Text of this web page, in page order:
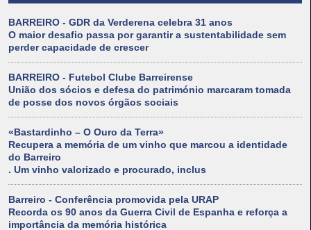
BARREIRO - GDR da Verderena celebra 31 anos
O maior desafio passa por garantir a sustentabilidade sem
perder capacidade de crescer
BARREIRO - Futebol Clube Barreirense
União dos sócios e defesa do património marcaram tomada
de posse dos novos órgãos sociais
«Bastardinho – O Ouro da Terra»
Recupera a memória de um vinho que marcou a identidade
do Barreiro
. Um vinho valorizado e procurado, inclus
Barreiro - Conferência promovida pela URAP
Recorda os 90 anos da Guerra Civil de Espanha e reforça a
importância da memória histórica